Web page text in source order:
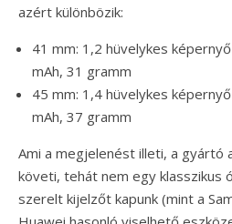
azért különbözik:
41 mm: 1,2 hüvelykes
mAh, 31 gramm
45 mm: 1,4 hüvelykes
mAh, 37 gramm
Ami a megjelenést illeti, a gyártó
követi, tehát nem egy klasszikus
szerelt kijelzőt kapunk (mint a